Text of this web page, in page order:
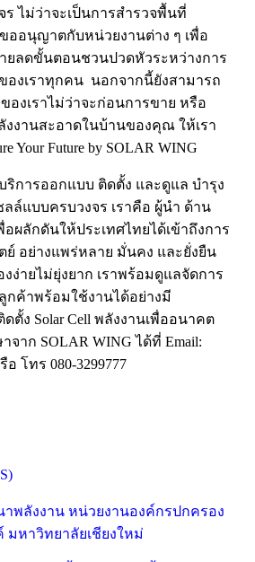
ไม่ว่าจะเป็นการสำรวจพื้นที่
ออนุญาตกับหน่วยงานต่าง ๆ เพื่อ
ยลดขั้นตอนชวนปวดหัวระหว่างการ
องเราทุกคน นอกจากนี้ยังสามารถ
องเราไม่ว่าจะก่อนการขาย หรือ
งงานสะอาดในบ้านของคุณ ให้เรา
Your Future by SOLAR WING
ริการออกแบบ ติดตั้ง และดูแล บำรุง
ล์แบบครบวงจร เราคือ ผู้นำ ด้าน
อผลักดันให้ประเทศไทยได้เข้าถึงการ
ย์ อย่างแพร่หลาย มั่นคง และยั่งยืน
ง่ายไม่ยุ่งยาก เราพร้อมดูแลจัดการ
กค้าพร้อมใช้งานได้อย่างมี
ตั้ง Solar Cell พลังงานเพื่ออนาคต
าก SOLAR WING ได้ที่ Email:
อ โทร 080-3299777
พลังงาน หน่วยงานองค์กรปกครอง
หาวิทยาลัยเชียงใหม่